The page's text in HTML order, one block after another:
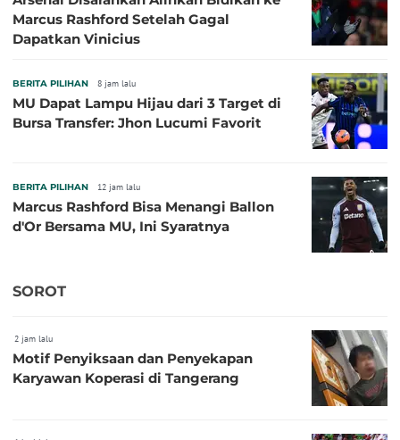
Marcus Rashford Setelah Gagal
Dapatkan Vinicius
BERITA PILIHAN 8 jam lalu
MU Dapat Lampu Hijau dari 3 Target di
Bursa Transfer: Jhon Lucumi Favorit
BERITA PILIHAN 12 jam lalu
Marcus Rashford Bisa Menangi Ballon
d'Or Bersama MU, Ini Syaratnya
SOROT
2 jam lalu
Motif Penyiksaan dan Penyekapan
Karyawan Koperasi di Tangerang